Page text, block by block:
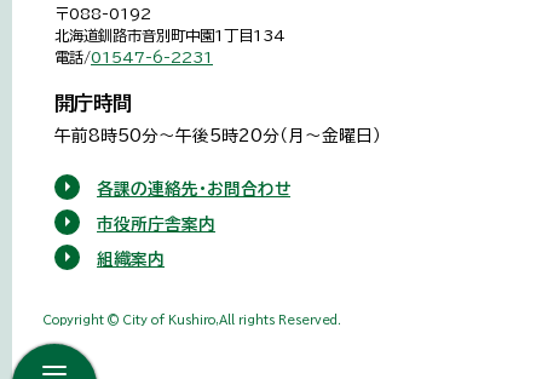
〒088-0192
北海道釧路市音別町中園1丁目134
電話/01547-6-2231
開庁時間
午前8時50分～午後5時20分（月～金曜日）
各課の連絡先・お問合わせ
市役所庁舎案内
組織案内
Copyright © City of Kushiro,All rights Reserved.